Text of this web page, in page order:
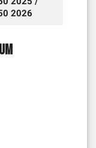
2026